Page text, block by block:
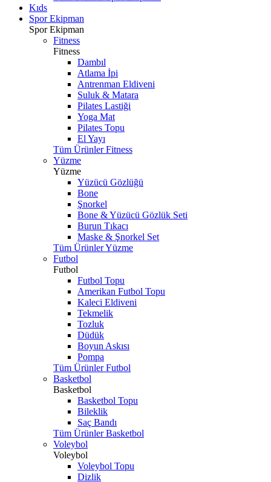
Kıds
Spor Ekipman
Spor Ekipman
Fitness
Fitness
Dambıl
Atlama İpi
Antrenman Eldiveni
Suluk & Matara
Pilates Lastiği
Yoga Mat
Pilates Topu
El Yayı
Tüm Ürünler Fitness
Yüzme
Yüzme
Yüzücü Gözlüğü
Bone
Şnorkel
Bone & Yüzücü Gözlük Seti
Burun Tıkacı
Maske & Şnorkel Set
Tüm Ürünler Yüzme
Futbol
Futbol
Futbol Topu
Amerikan Futbol Topu
Kaleci Eldiveni
Tekmelik
Tozluk
Düdük
Boyun Askısı
Pompa
Tüm Ürünler Futbol
Basketbol
Basketbol
Basketbol Topu
Bileklik
Saç Bandı
Tüm Ürünler Basketbol
Voleybol
Voleybol
Voleybol Topu
Dizlik